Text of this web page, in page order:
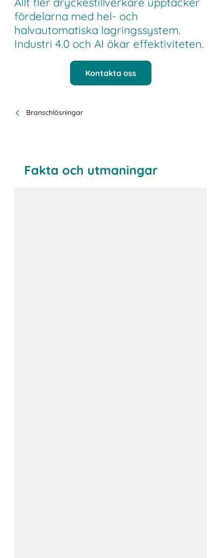
fördelarna med hel- och
halvautomatiska lagringssystem.
Industri 4.0 och AI ökar effektiviteten.
Kontakta oss
Branschlösningar
Fakta och utmaningar